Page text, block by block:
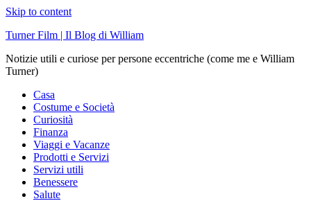
Skip to content
Turner Film | Il Blog di William
Notizie utili e curiose per persone eccentriche (come me e William
Turner)
Casa
Costume e Società
Curiosità
Finanza
Viaggi e Vacanze
Prodotti e Servizi
Servizi utili
Benessere
Salute